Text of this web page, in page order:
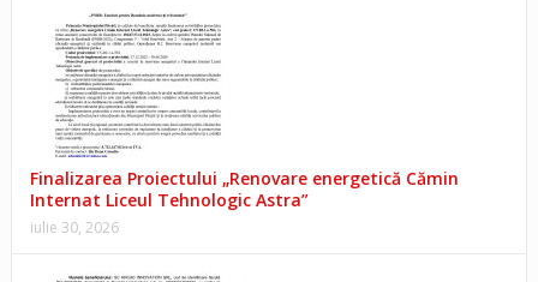
Finalizarea Proiectului „Renovare energetică Cămin
Internat Liceul Tehnologic Astra”
iulie 30, 2026